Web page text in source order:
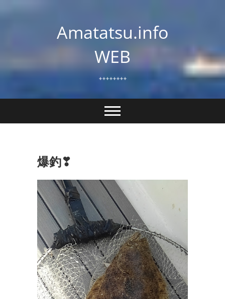
Amatatsu.info
WEB
++++++++
爆釣❣